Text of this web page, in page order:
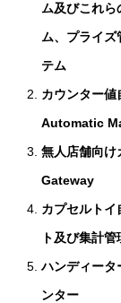
ム及びこれ
ム、プライズ
テム
カウンター値
Automatic
無人店舗向け
Gateway
カプセルト
ト及び集計
ハンディータ
ンター